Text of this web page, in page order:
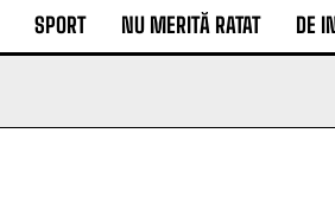
SPORT NU MERITĂ RATAT DE